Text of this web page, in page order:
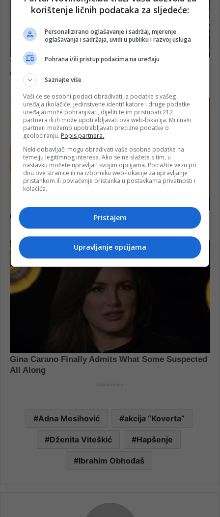
Adna Mesihović akcija “Koverta”
Dženita Viteškić Hapšenje
Ibrahim Obhođaš
korištenje ličnih podataka za sljedeće:
Personalizirano oglašavanje i sadržaj, mjerenje
oglašavanja i sadržaja, uvidi u publiku i razvoj usluga
Pohrana i/ili pristup podacima na uređaju
Saznajte više
Vaši će se osobni podaci obrađivati, a podatke s vašeg
uređaja (kolačiće, jedinstvene identifikatore i druge podatke
uređaja) može pohranjivati, dijeliti te im pristupati 212
partnera ili ih može upotrebljavati ova web-lokacija. Mi i naši
partneri možemo upotrebljavati precizne podatke o
geolociranju. Popis partnera.
Neki dobavljači mogu obrađivati vaše osobne podatke na
temelju legitimnog interesa. Ako se ne slažete s tim, u
nastavku možete upravljati svojim opcijama. Potražite vezu pri
dnu ove stranice ili na izborniku web-lokacije za upravljanje
pristankom ili povlačenje pristanka u postavkama privatnosti i
kolačića.
Pristajem
Upravljanje opcijama